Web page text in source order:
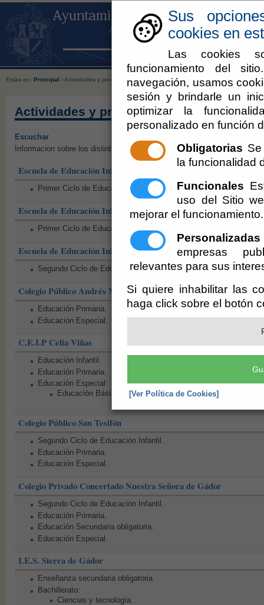
Sus
cookies en
Las cookies
funcionamiento del
navegación, usamos
sesión y brindarle un
optimizar la
personalizado en función
Obligatorias
la funcionalidad
Funcionales
uso del Sitio
mejorar el funcionamiento.
Personalizadas
empresas
relevantes para sus
Si quiere inhabilitar las
haga click sobre el botón
[Ver Política de Cookies]
Estas en: Principal › Actividades y programas educativos
Actividades y programas educativos
Escuchar
Informacion sobre los distintos ciclos educativos que se imparten en
Escuela de Educación Infantil Arco Iris
Primer Ciclo de Educación Infantil.
Escuela de Educación Infantil Pitufines
Primer Ciclo de Educación Infantil.
Escuela de Educación Infantil Barajas
Segundo Ciclo de Educación Infantil.
Colegio Público Andrés Manjón
Educación Primaria.
Educación Especial.
C.E.I.P Celia Viñas
Educación Infantil.
Educación Primaria.
Educación Especial:
Educación Básica Obligatoria para Alumnos con
Colegio Público San Tesifón
Segundo Ciclo de Educación Infantil.
Educación Primaria.
Educación Especial.
Colegio Privado Concertado Nuestra Señora de Gádor
Segundo Ciclo de Educación Infantil.
Educación Primaria.
Educación Secundaria obligatoria.
Educación Especial.
I.E.S. Sierra de Gádor
Enseñanza secundaria obligatoria
Bachillerato:
Ciencias y tecnología.